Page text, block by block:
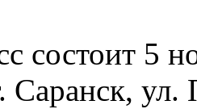
состоит 5
Саранск, ул.